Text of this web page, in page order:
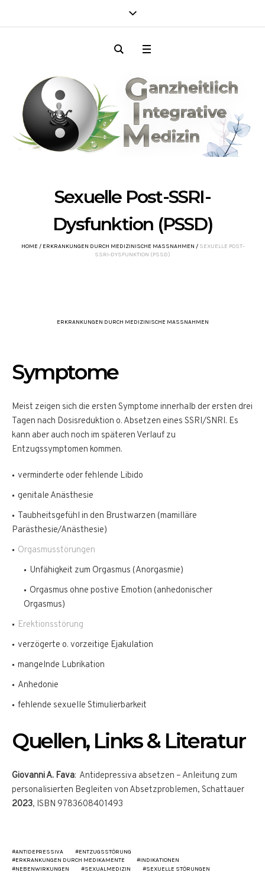
Sexuelle Post-SSRI-
Dysfunktion (PSSD)
HOME / ERKRANKUNGEN DURCH MEDIZINISCHE MASSNAHMEN / SEXUELLE POST-
SSRI-DYSFUNKTION (PSSD)
ERKRANKUNGEN DURCH MEDIZINISCHE MASSNAHMEN
Symptome
Meist zeigen sich die ersten Symptome innerhalb der ersten drei
Tagen nach Dosisreduktion o. Absetzen eines SSRI/SNRI. Es
kann aber auch noch im späteren Verlauf zu
Entzugssymptomen kommen.
verminderte oder fehlende Libido
genitale Anästhesie
Taubheitsgefühl in den Brustwarzen (mamilläre
Parästhesie/Anästhesie)
Orgasmusstörungen
Unfähigkeit zum Orgasmus (Anorgasmie)
Orgasmus ohne postive Emotion (anhedonischer
Orgasmus)
Erektionsstörung
verzögerte o. vorzeitige Ejakulation
mangelnde Lubrikation
Anhedonie
fehlende sexuelle Stimulierbarkeit
Quellen, Links & Literatur
Giovanni A. Fava: Antidepressiva absetzen – Anleitung zum
personalisierten Begleiten von Absetzproblemen, Schattauer
2023, ISBN 9783608401493
ANTIDEPRESSIVA
ENTZUGSSTÖRUNG
ERKRANKUNGEN DURCH MEDIKAMENTE
INDIKATIONEN
NEBENWIRKUNGEN
SEXUALMEDIZIN SEXUELLE STÖRUNGEN